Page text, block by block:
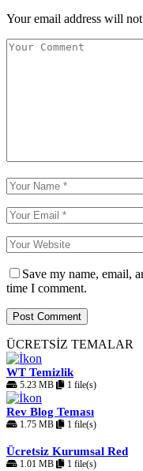
Your email address will
Save my name, email,
time I comment.
ÜCRETSİZ TEMALAR
WT Temizlik
5.23 MB 1 file(s)
Rev Blog Teması
1.75 MB 1 file(s)
Ücretsiz Kurumsal Red
1.01 MB 1 file(s)